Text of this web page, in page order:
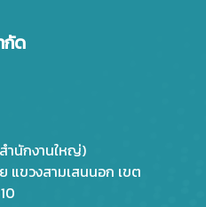
กัด
ำนักงานใหญ่)
แขวงสามเสนนอก เขต